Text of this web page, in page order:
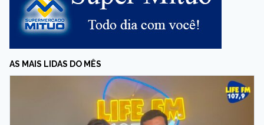
AS MAIS LIDAS DO MÊS